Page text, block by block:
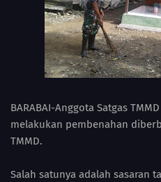
BARABAI-Anggota Satgas
melakukan pembenahan
TMMD.
Salah satunya adalah sasaran